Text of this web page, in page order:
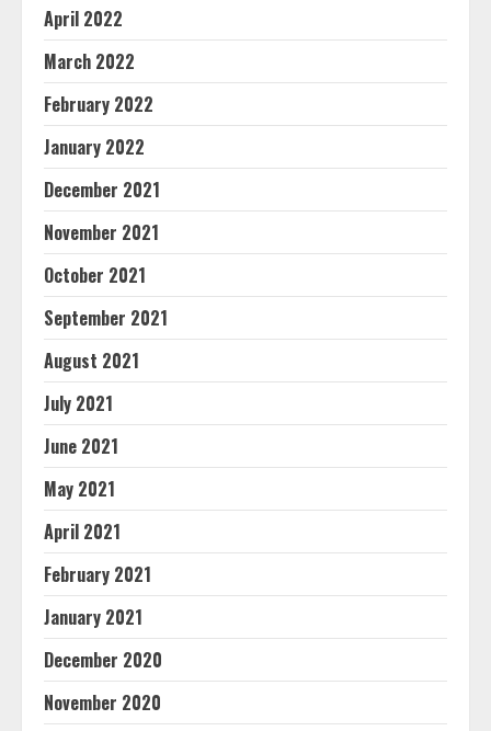
April 2022
March 2022
February 2022
January 2022
December 2021
November 2021
October 2021
September 2021
August 2021
July 2021
June 2021
May 2021
April 2021
February 2021
January 2021
December 2020
November 2020